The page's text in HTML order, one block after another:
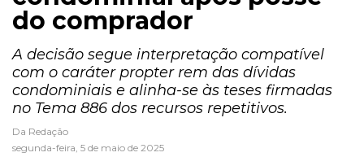
do comprador
A decisão segue interpretação compatível
com o caráter propter rem das dívidas
condominiais e alinha-se às teses firmadas
no Tema 886 dos recursos repetitivos.
Da Redação
segunda-feira, 5 de maio de 2025